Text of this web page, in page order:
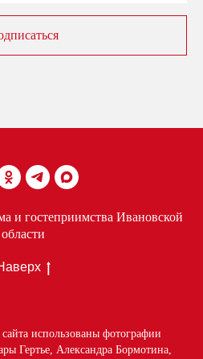
и гостеприимства Ивановской
области
использованы фотографии
Гертье, Александра Бормотина,